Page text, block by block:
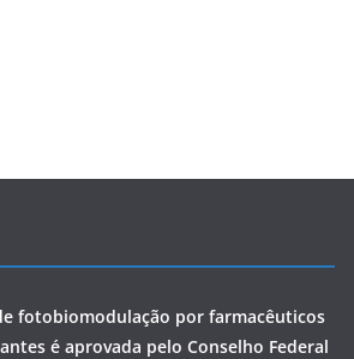
fotobiomodulação por farmacêuticos
é aprovada pelo Conselho Federal